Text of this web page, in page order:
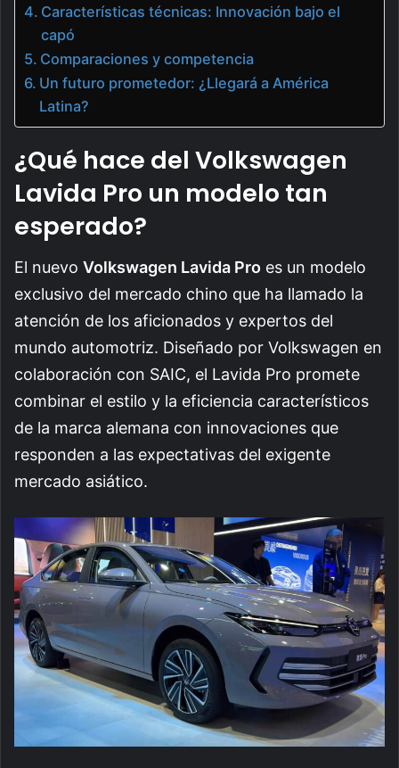
Características técnicas: Innovación bajo el
capó
Comparaciones y competencia
Un futuro prometedor: ¿Llegará a América
Latina?
¿Qué hace del Volkswagen
Lavida Pro un modelo tan
esperado?
El nuevo Volkswagen Lavida Pro es un modelo
exclusivo del mercado chino que ha llamado la
atención de los aficionados y expertos del
mundo automotriz. Diseñado por Volkswagen en
colaboración con SAIC, el Lavida Pro promete
combinar el estilo y la eficiencia característicos
de la marca alemana con innovaciones que
responden a las expectativas del exigente
mercado asiático.